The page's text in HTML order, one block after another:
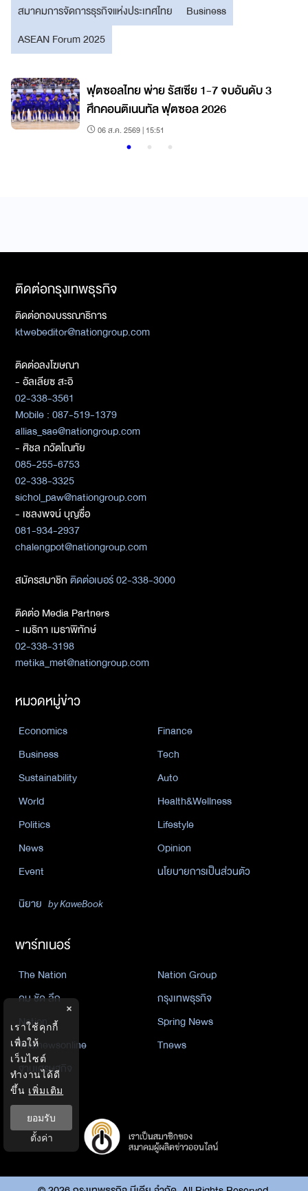
สมาคมการจัดการธุรกิจแห่งประเทศไทย
Business
ASEAN Forum 2025
ฟุตซอลไทย พ่าย รัสเซีย 1-7 จบอันดับ 3
ศึกคอนติเนนทัล ฟุตซอล 2026
06 ส.ค. 2569 | 15:51
ติดต่อกรุงเทพธุรกิจ
ติดต่อกองบรรณาธิการ
ktwebeditor@nationgroup.com
ติดต่อลงโฆษณา
- อัลเลียซ สะอิ
02-338-3561
Mobile : 087-519-1379
allias_sae@nationgroup.com
- ศิชล ภวัตโณทัย
085-255-6753
02-338-3325
sichol_paw@nationgroup.com
- เชลงพจน์ บุญซื่อ
081-934-2937
chalengpot@nationgroup.com
สมัครสมาชิกติดต่อเบอร์ 02-338-3000
ติดต่อ Media Partners
- เมธิกา เมธาพิทักษ์
02-338-3198
metika_met@nationgroup.com
หมวดหมู่ข่าว
Economics
Finance
Business
Tech
Sustainability
Auto
World
Health&Wellness
Politics
Lifestyle
News
Opinion
Event
นโยบายการเป็นส่วนตัว
นิยาย by KaweBook
พาร์ทเนอร์
The Nation
Nation Group
คม ชัด ลึก
กรุงเทพธุรกิจ
Nation
Spring News
Thainewsonline
Tnews
ฐานเศรษฐกิจ
×
เราใช้คุกกี้
เพื่อให้
เว็บไซต์
ทำงานได้ดี
ขึ้น เพิ่มเติม
ยอมรับ
ตั้งค่า